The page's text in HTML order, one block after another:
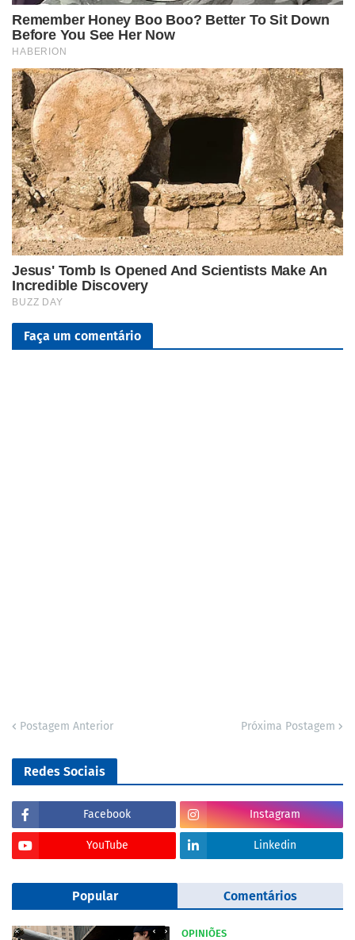
Faça um comentário
Postagem Anterior Próxima Postagem
Redes Sociais
Facebook Instagram
YouTube Linkedin
Popular Comentários
OPINIÕES